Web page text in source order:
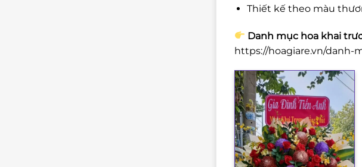
Thiết kế theo màu
Danh mục hoa khai
https://hoagiare.vn/danh-